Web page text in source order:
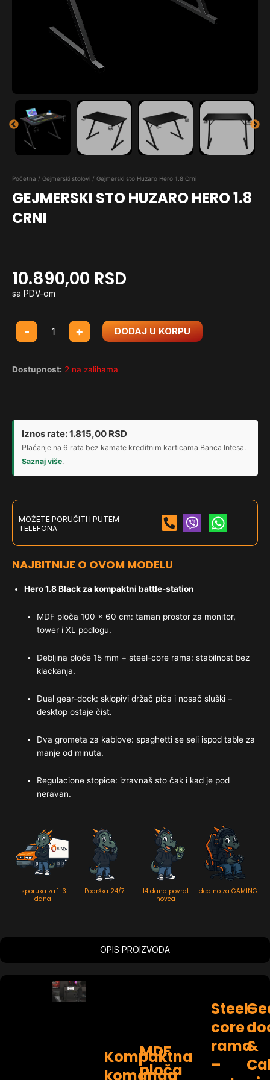
Početna / Gejmerski stolovi / Gejmerski sto Huzaro Hero 1.8 Crni
GEJMERSKI STO HUZARO HERO 1.8
CRNI
10.890,00 RSD
sa PDV-om
-
Gejmerski
sto
Hero
+ DODAJ U KORPU
Dostupnost: 2 na zalihama
Iznos rate:1.815,00 RSD
Plaćanje na 6 rata bez kamate kreditnim karticama Banca Intesa.
Saznaj više.
MOŽETE PORUČITI I PUTEM
TELEFONA
NAJBITNIJE O OVOM MODELU
Hero 1.8 Black za kompaktni battle-station
MDF ploča 100 × 60 cm: taman prostor za monitor,
tower i XL podlogu.
Debljina ploče 15 mm + steel-core rama: stabilnost bez
klackanja.
Dual gear-dock: sklopivi držač pića i nosač sluški –
desktop ostaje čist.
Dva grometa za kablove: spaghetti se seli ispod table za
manje od minuta.
Regulacione stopice: izravnaš sto čak i kad je pod
neravan.
Isporuka za 1-3
dana
Podrška 24/7
14 dana povrat
novca
Idealno za GAMING
OPIS PROIZVODA
Kompaktna
komanda
MDF
ploča
Steel-
core
rama
–
&